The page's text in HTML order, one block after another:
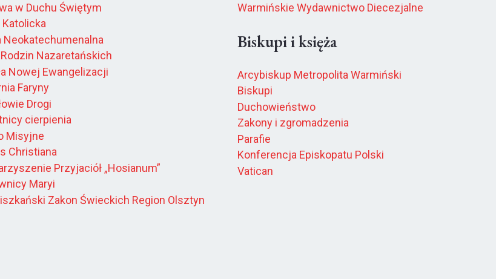
w Duchu Świętym
Neokatechumenalna
Nazaretańskich
Nowej Ewangelizacji
Faryny
Drogi
cierpienia
Misyjne
Christiana
Przyjaciół „Hosianum”
Maryi
Zakon Świeckich Region Olsztyn
Warmińskie Wydawnictwo Diecezjalne
Biskupi i księża
Arcybiskup Metropolita Warmiński
Biskupi
Duchowieństwo
Zakony i zgromadzenia
Parafie
Konferencja Episkopatu Polski
Vatican